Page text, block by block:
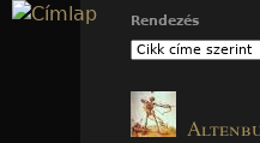
Jump
Rendezés